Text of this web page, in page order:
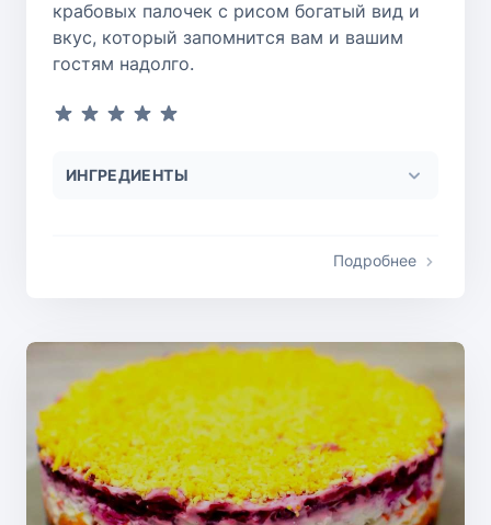
крабовых палочек с рисом богатый вид и
вкус, который запомнится вам и вашим
гостям надолго.
ИНГРЕДИЕНТЫ
Подробнее